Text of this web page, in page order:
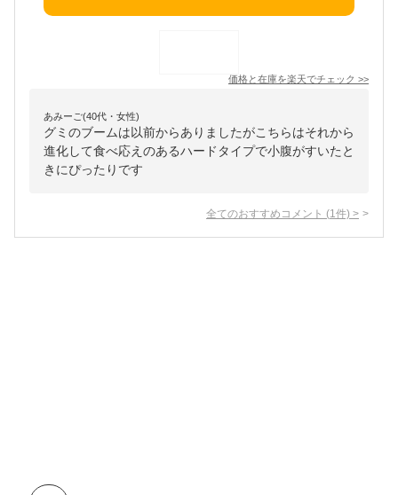
価格と在庫を楽天でチェック >>
あみーご(40代・女性)
グミのブームは以前からありましたがこちらはそれから
進化して食べ応えのあるハードタイプで小腹がすいたと
きにぴったりです
全てのおすすめコメント (1 件) >